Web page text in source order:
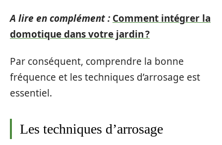
A lire en complément : Comment intégrer la
domotique dans votre jardin ?
Par conséquent, comprendre la bonne
fréquence et les techniques d’arrosage est
essentiel.
Les techniques d’arrosage